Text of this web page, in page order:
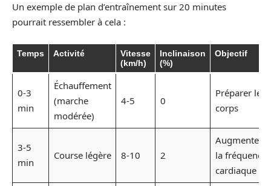
Un exemple de plan d’entraînement sur 20 minutes
pourrait ressembler à cela :
Temps Activité
Vitesse
(km/h)
Inclinaison
(%)
Objectif
0-3
min
Échauffement
(marche
modérée)
4-5 0
Préparer le
corps
3-5
min
Course légère 8-10 2
Augmenter
la fréquence
cardiaque